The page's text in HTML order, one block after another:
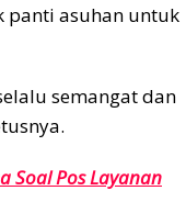
panti asuhan untuk
semangat dan
Soal Pos Layanan